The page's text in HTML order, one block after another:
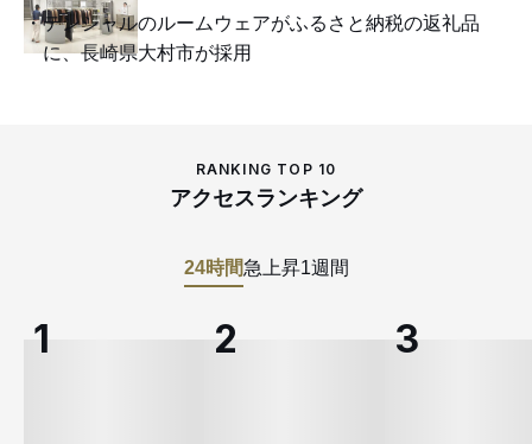
テンシャルのルームウェアがふるさと納税の返礼品
に、長崎県大村市が採用
RANKING TOP 10
アクセスランキング
24時間急上昇1週間